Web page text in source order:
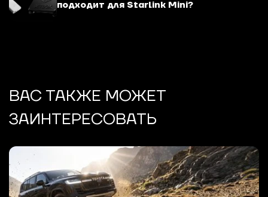
подходит для Starlink Mini?
ВАС ТАКЖЕ МОЖЕТ
ЗАИНТЕРЕСОВАТЬ